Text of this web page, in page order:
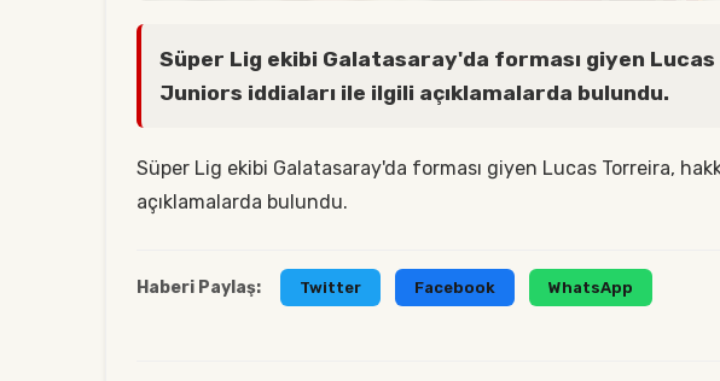
Süper Lig ekibi Galatasaray'da forması giyen
Juniors iddiaları ile ilgili açıklamalarda bulundu.
Süper Lig ekibi Galatasaray'da forması giyen Lucas Torreira,
açıklamalarda bulundu.
Haberi Paylaş: Twitter Facebook WhatsApp